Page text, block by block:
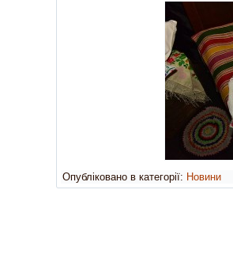
Опубліковано в категорії: Новини